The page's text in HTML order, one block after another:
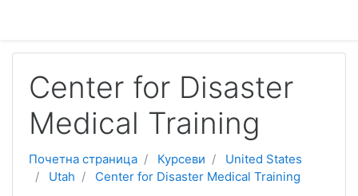
Center for Disaster
Medical Training
Почетна страница Курсеви
United States
Utah
Center for Disaster Medical Training